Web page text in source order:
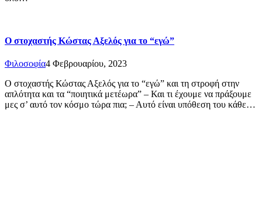
Ο στοχαστής Κώστας Αξελός για το “εγώ”
Φιλοσοφία4 Φεβρουαρίου, 2023
Ο στοχαστής Κώστας Αξελός για το “εγώ” και τη στροφή στην
απλότητα και τα “ποιητικά μετέωρα” – Και τι έχουμε να πράξουμε
μες σ’ αυτό τον κόσμο τώρα πια; – Αυτό είναι υπόθεση του κάθε…